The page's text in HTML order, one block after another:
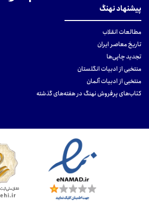
پیشنهاد نهنگ
مطالعات انقلاب
تاریخ معاصر ایران
تجدید چاپی‌ها
منتخبی از ادبیات انگلستان
منتخبی از ادبیات آلمان
کتاب‌های پرفروش نهنگ در هفته‌های گذشته